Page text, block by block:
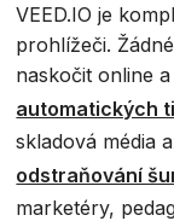
VEED.IO je
prohlížeči.
naskočit online
automatických
skladová média
odstraňování
marketéry,